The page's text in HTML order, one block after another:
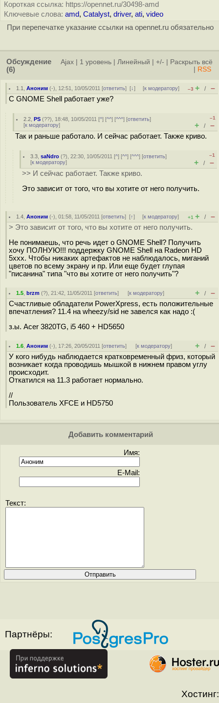
Короткая ссылка: https://opennet.ru/30498-amd
Ключевые слова: amd, Catalyst, driver, ati, video
При перепечатке указание ссылки на opennet.ru обязательно
Обсуждение
(6)
Ajax 1 уровень Линейный +/-
Раскрыть всё
RSS
1.1 ,Аноним (-), 12:51, 10/05/2011 [ответить][↓] [к модератору] –3 + / –
C GNOME Shell работает уже?
2.2 ,PS (??), 18:48, 10/05/2011 [^] [^^] [^^^] [ответить]
[к модератору]
–1
+ / –
Так и раньше работало. И сейчас работает. Также криво.
3.3 ,saNdro (?), 22:30, 10/05/2011 [^] [^^] [^^^] [ответить]
[к модератору]
–1
+ / –
>> И сейчас работает. Также криво.
Это зависит от того, что вы хотите от него получить.
1.4 ,Аноним (-), 01:58, 11/05/2011 [ответить][↑] [к модератору] +1 + / –
> Это зависит от того, что вы хотите от него получить.
Не понимаешь, что речь идет о GNOME Shell? Получить
хочу ПОЛНУЮ!!! поддержку GNOME Shell на Radeon HD
5xxx. Чтобы никаких артефактов не наблюдалось, миганий
цветов по всему экрану и пр. Или еще будет глупая
"писанина" типа "что вы хотите от него получить"?
1.5 ,brzm (?), 21:42, 11/05/2011 [ответить] [к модератору] + / –
Счастливые обладатели PowerXpress, есть положительные
впечатления? 11.4 на wheezy/sid не завелся как надо :(
з.ы. Acer 3820TG, i5 460 + HD5650
1.6 ,Аноним (-), 17:26, 20/05/2011 [ответить] [к модератору] + / –
У кого нибудь наблюдается кратковременный фриз, который
возникает когда проводишь мышкой в нижнем правом углу
происходит.
Откатился на 11.3 работает нормально.
//
Пользователь XFCE и HD5750
Добавить комментарий
Имя:
E-Mail:
Текст:
Партнёры:
Хостинг: